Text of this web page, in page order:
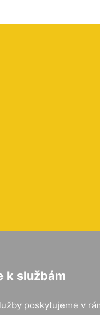
k službám
poskytujeme v